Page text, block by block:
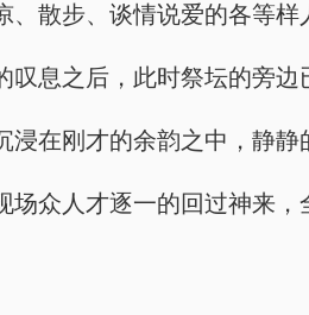
散步、谈情说爱的各等
息之后，此时祭坛的旁边
在刚才的余韵之中，静静
众人才逐一的回过神来，